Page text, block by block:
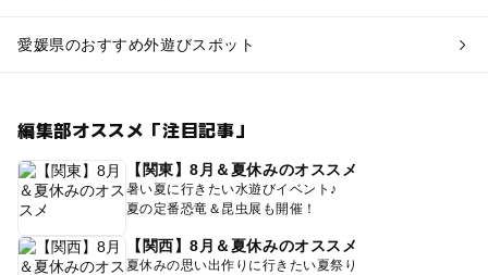
愛媛県のおすすめ外遊びスポット
編集部オススメ「注目記事」
【関東】8月＆夏休みのオススメ
暑い夏に行きたい水遊びイベント♪
夏の定番恐竜＆昆虫展も開催！
【関西】8月＆夏休みのオススメ
夏休みの思い出作りに行きたい夏祭り